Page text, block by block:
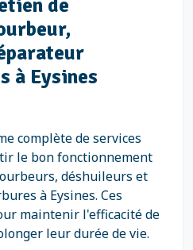
de
à Eysines
complète de services
le bon fonctionnement
déshuileurs et
à Eysines. Ces
maintenir l'efficacité de
leur durée de vie.